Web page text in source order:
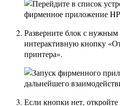
Разверните блок с
интерактивную кнопку
принтера».
Если кнопки нет,